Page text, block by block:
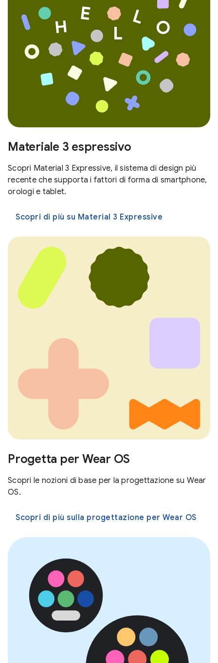
Materiale 3 espressivo
Scopri Material 3 Expressive, il sistema di design più
recente che supporta i fattori di forma di smartphone,
orologi e tablet.
Scopri di più su Material 3 Expressive
Progetta per Wear OS
Scopri le nozioni di base per la progettazione su Wear
OS.
Scopri di più sulla progettazione per Wear OS